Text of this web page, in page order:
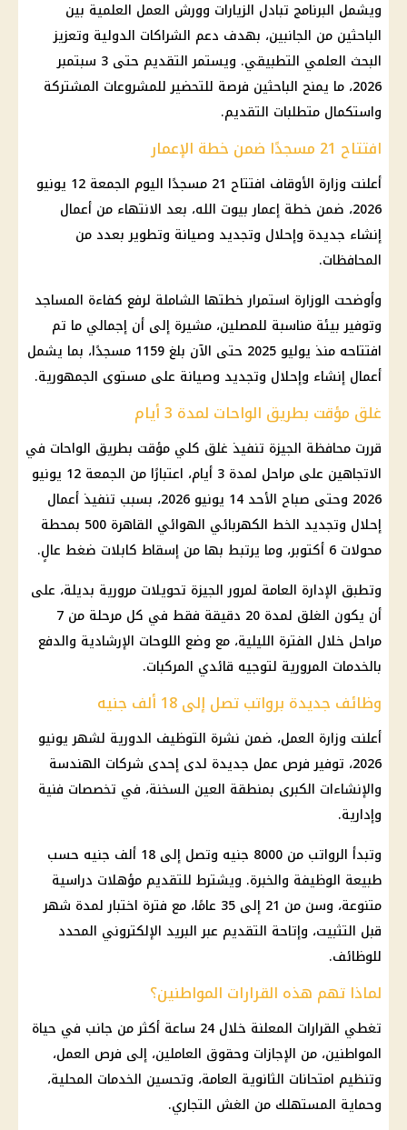
ويشمل البرنامج تبادل الزيارات وورش العمل العلمية بين
الباحثين من الجانبين، بهدف دعم الشراكات الدولية وتعزيز
البحث العلمي التطبيقي. ويستمر التقديم حتى 3 سبتمبر
2026، ما يمنح الباحثين فرصة للتحضير للمشروعات المشتركة
واستكمال متطلبات التقديم.
افتتاح 21 مسجدًا ضمن خطة الإعمار
أعلنت وزارة الأوقاف
افتتاح 21 مسجدًا اليوم الجمعة 12 يونيو
2026، ضمن خطة إعمار بيوت الله، بعد الانتهاء من أعمال
إنشاء جديدة وإحلال وتجديد وصيانة وتطوير بعدد من
المحافظات.
وأوضحت الوزارة استمرار خطتها الشاملة لرفع كفاءة المساجد
وتوفير بيئة مناسبة للمصلين، مشيرة إلى أن إجمالي ما تم
افتتاحه منذ يوليو 2025 حتى الآن بلغ 1159 مسجدًا، بما يشمل
أعمال إنشاء وإحلال وتجديد وصيانة على مستوى الجمهورية.
غلق مؤقت بطريق الواحات لمدة 3 أيام
قررت محافظة الجيزة تنفيذ غلق كلي مؤقت بطريق الواحات في
الاتجاهين على مراحل لمدة 3 أيام، اعتبارًا من الجمعة 12 يونيو
2026 وحتى صباح الأحد 14 يونيو 2026، بسبب تنفيذ أعمال
إحلال وتجديد الخط الكهربائي الهوائي القاهرة
500 بمحطة
محولات 6 أكتوبر، وما يرتبط بها من إسقاط كابلات ضغط عالٍ.
وتطبق الإدارة العامة لمرورالجيزة تحويلات مرورية بديلة، على
أن يكون الغلق لمدة 20 دقيقة فقط في كل مرحلة من 7
مراحل خلال الفترة الليلية، مع وضع اللوحات الإرشادية والدفع
بالخدمات المرورية لتوجيه قائدي المركبات.
وظائف جديدة برواتب تصل إلى 18 ألف جنيه
أعلنت وزارة العمل، ضمن نشرة التوظيف الدورية لشهر يونيو
2026، توفير
فرص عمل جديدة لدى إحدى شركات الهندسة
والإنشاءات الكبرى بمنطقة العين السخنة، في تخصصات فنية
وإدارية.
وتبدأ الرواتب من 8000 جنيه وتصل إلى 18 ألف جنيه حسب
طبيعة الوظيفة والخبرة. ويشترط للتقديم مؤهلات دراسية
متنوعة، وسن من 21 إلى 35 عامًا، مع فترة اختبار لمدة شهر
قبل التثبيت، وإتاحة التقديم عبر البريد الإلكتروني المحدد
للوظائف.
لماذا تهم هذه القرارات المواطنين؟
تغطي القرارات المعلنة خلال 24 ساعة أكثر من جانب في حياة
المواطنين، من الإجازات وحقوق العاملين، إلى فرص العمل،
وتنظيم امتحانات الثانوية العامة، وتحسين الخدمات المحلية،
وحماية المستهلك من الغش التجاري.